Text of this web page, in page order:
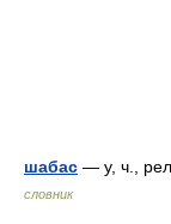
шабас — у, ч.,
словник